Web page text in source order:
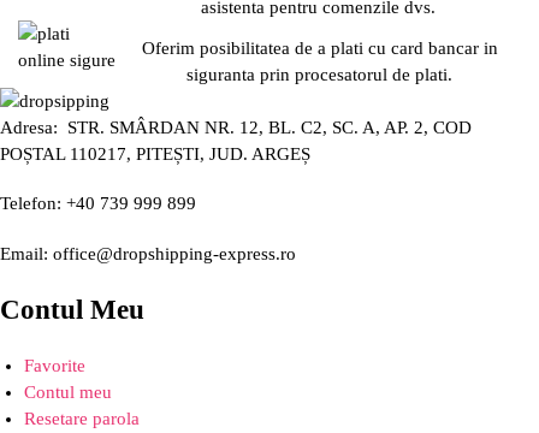
asistenta pentru comenzile dvs.
Oferim posibilitatea de a plati cu card bancar in
siguranta prin procesatorul de plati.
Adresa: STR. SMÂRDAN NR. 12, BL. C2, SC. A, AP. 2, COD
POȘTAL 110217, PITEȘTI, JUD. ARGEȘ
Telefon: +40 739 999 899
Email: office@dropshipping-express.ro
Contul Meu
Favorite
Contul meu
Resetare parola